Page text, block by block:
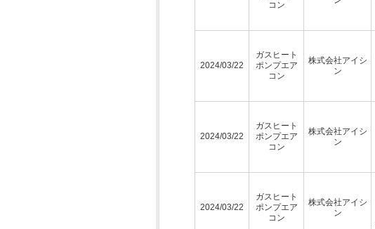
コン
2024/03/22
ガスヒート
ポンプエア
コン
株式会社アイシ
ン
2024/03/22
ガスヒート
ポンプエア
コン
株式会社アイシ
ン
2024/03/22
ガスヒート
ポンプエア
コン
株式会社アイシ
ン